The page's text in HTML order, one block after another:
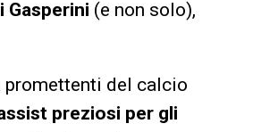
Gasperini (e non solo),
promettenti del calcio
preziosi per gli